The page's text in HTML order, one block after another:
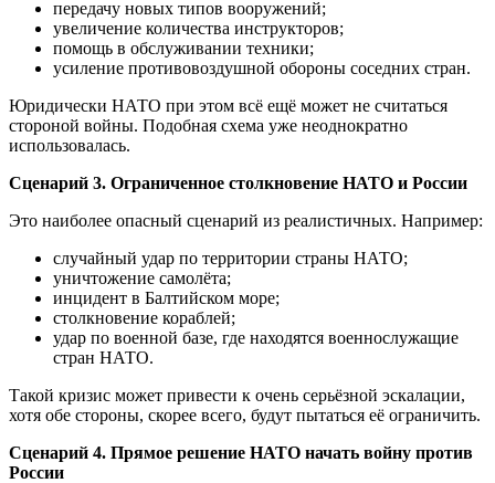
передачу новых типов вооружений;
увеличение количества инструкторов;
помощь в обслуживании техники;
усиление противовоздушной обороны соседних стран.
Юридически НАТО при этом всё ещё может не считаться
стороной войны. Подобная схема уже неоднократно
использовалась.
Сценарий 3. Ограниченное столкновение НАТО и России
Это наиболее опасный сценарий из реалистичных. Например:
случайный удар по территории страны НАТО;
уничтожение самолёта;
инцидент в Балтийском море;
столкновение кораблей;
удар по военной базе, где находятся военнослужащие
стран НАТО.
Такой кризис может привести к очень серьёзной эскалации,
хотя обе стороны, скорее всего, будут пытаться её ограничить.
Сценарий 4. Прямое решение НАТО начать войну против
России